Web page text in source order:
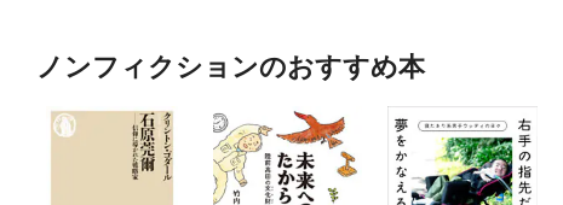
ノンフィクションのおすすめ本